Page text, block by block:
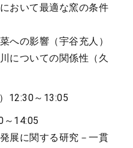
おいて最適な窯の条件
への影響（宇谷充人）
についての関係性（久
12:30～13:05
14:05
展に関する研究－一貫